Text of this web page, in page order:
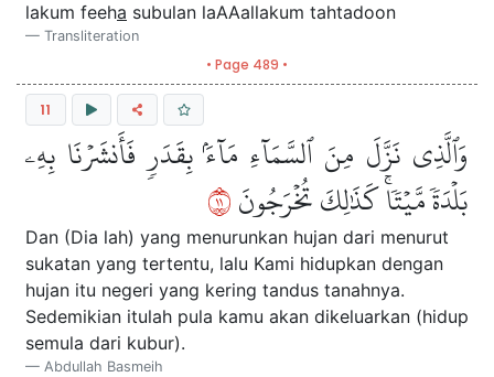
lakum feeha subulan laAAallakum tahtadoon
Transliteration
• Page 489 •
11
وَٱلَّذِي نَزَّلَ مِنَ ٱلسَّمَآءِ مَآءَۢ بِقَدَرٖ فَأَنشَرۡنَا بِهِۦ
بَلۡدَةٗ مَّيۡتٗاۚ كَذَٰلِكَ تُخۡرَجُونَ١١
Dan (Dia lah) yang menurunkan hujan dari menurut
sukatan yang tertentu, lalu Kami hidupkan dengan
hujan itu negeri yang kering tandus tanahnya.
Sedemikian itulah pula kamu akan dikeluarkan (hidup
semula dari kubur).
Abdullah Basmeih